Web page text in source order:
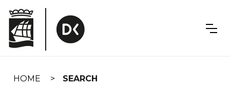
navigation
HOME SEARCH